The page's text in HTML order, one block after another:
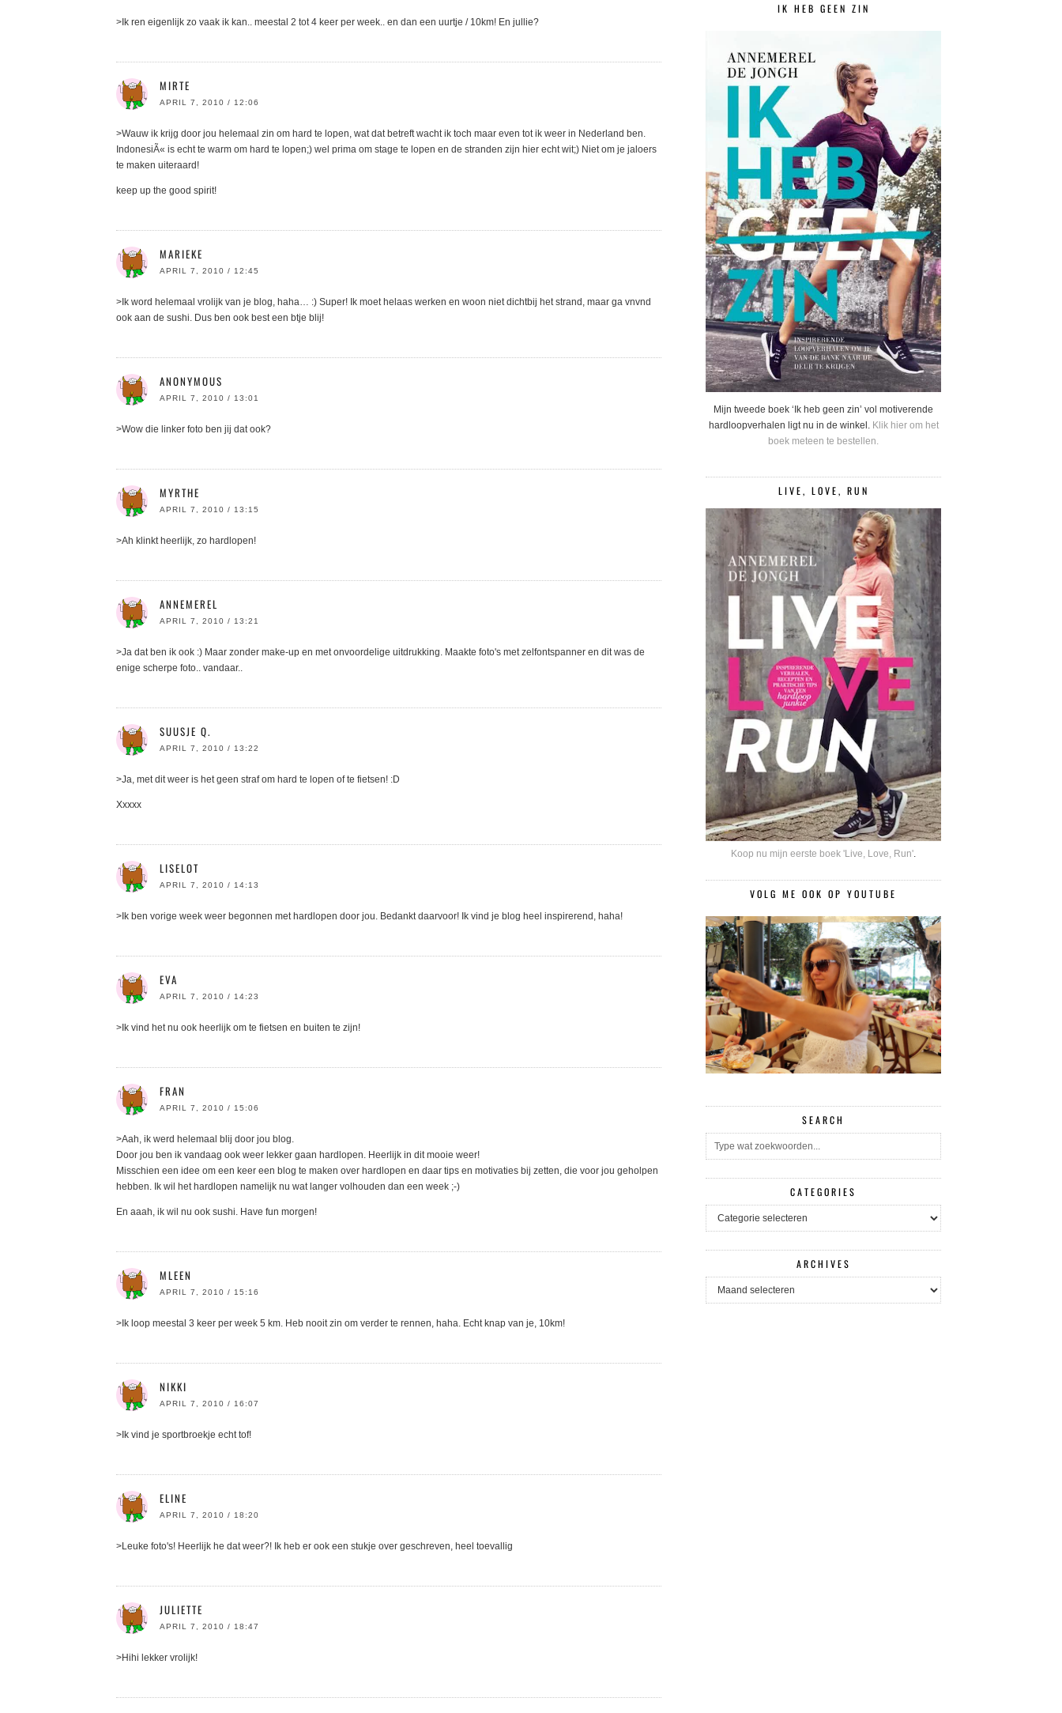
>Ik ren eigenlijk zo vaak ik kan.. meestal 2 tot 4 keer per week.. en dan een uurtje / 10km! En jullie?
MIRTE
APRIL 7, 2010 / 12:06
>Wauw ik krijg door jou helemaal zin om hard te lopen, wat dat betreft wacht ik toch maar even tot ik weer in Nederland ben.
IndonesiÃ« is echt te warm om hard te lopen;) wel prima om stage te lopen en de stranden zijn hier echt wit;) Niet om je jaloers
te maken uiteraard!
keep up the good spirit!
MARIEKE
APRIL 7, 2010 / 12:45
>Ik word helemaal vrolijk van je blog, haha… :) Super! Ik moet helaas werken en woon niet dichtbij het strand, maar ga vnvnd
ook aan de sushi. Dus ben ook best een btje blij!
ANONYMOUS
APRIL 7, 2010 / 13:01
>Wow die linker foto ben jij dat ook?
MYRTHE
APRIL 7, 2010 / 13:15
>Ah klinkt heerlijk, zo hardlopen!
ANNEMEREL
APRIL 7, 2010 / 13:21
>Ja dat ben ik ook :) Maar zonder make-up en met onvoordelige uitdrukking. Maakte foto's met zelfontspanner en dit was de
enige scherpe foto.. vandaar..
SUUSJE Q.
APRIL 7, 2010 / 13:22
>Ja, met dit weer is het geen straf om hard te lopen of te fietsen! :D
Xxxxx
LISELOT
APRIL 7, 2010 / 14:13
>Ik ben vorige week weer begonnen met hardlopen door jou. Bedankt daarvoor! Ik vind je blog heel inspirerend, haha!
EVA
APRIL 7, 2010 / 14:23
>Ik vind het nu ook heerlijk om te fietsen en buiten te zijn!
FRAN
APRIL 7, 2010 / 15:06
>Aah, ik werd helemaal blij door jou blog.
Door jou ben ik vandaag ook weer lekker gaan hardlopen. Heerlijk in dit mooie weer!
Misschien een idee om een keer een blog te maken over hardlopen en daar tips en motivaties bij zetten, die voor jou geholpen
hebben. Ik wil het hardlopen namelijk nu wat langer volhouden dan een week ;-)
En aaah, ik wil nu ook sushi. Have fun morgen!
MLEEN
APRIL 7, 2010 / 15:16
>Ik loop meestal 3 keer per week 5 km. Heb nooit zin om verder te rennen, haha. Echt knap van je, 10km!
NIKKI
APRIL 7, 2010 / 16:07
>Ik vind je sportbroekje echt tof!
ELINE
APRIL 7, 2010 / 18:20
>Leuke foto's! Heerlijk he dat weer?! Ik heb er ook een stukje over geschreven, heel toevallig
JULIETTE
APRIL 7, 2010 / 18:47
>Hihi lekker vrolijk!
IK HEB GEEN ZIN
Mijn tweede boek ‘Ik heb geen zin’ vol motiverende
hardloopverhalen ligt nu in de winkel. Klik hier om het
boek meteen te bestellen.
LIVE, LOVE, RUN
Koop nu mijn eerste boek 'Live, Love, Run'.
VOLG ME OOK OP YOUTUBE
SEARCH
CATEGORIES
CATEGORIES
ARCHIVES
ARCHIVES